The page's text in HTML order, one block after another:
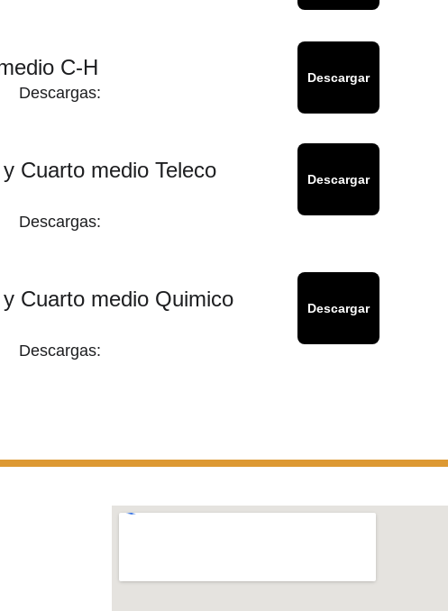
C-H
Descargas:
Descargar
Cuarto medio Teleco
Descargas:
Descargar
Cuarto medio Quimico
Descargas:
Descargar